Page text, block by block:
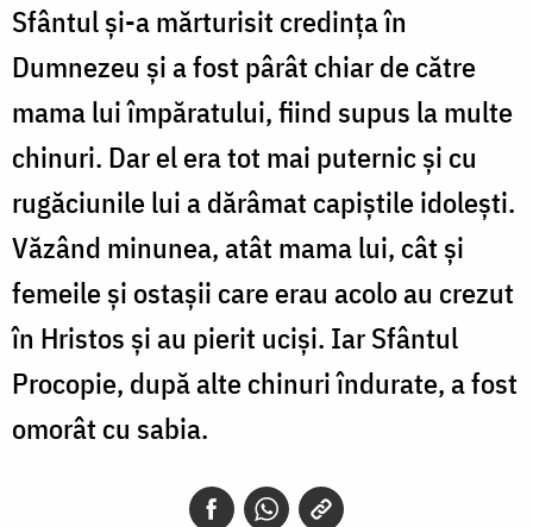
Sfântul și-a mărturisit credința în
Dumnezeu și a fost pârât chiar de către
mama lui împăratului, fiind supus la multe
chinuri. Dar el era tot mai puternic și cu
rugăciunile lui a dărâmat capiștile idolești.
Văzând minunea, atât mama lui, cât și
femeile și ostașii care erau acolo au crezut
în Hristos și au pierit uciși. Iar Sfântul
Procopie, după alte chinuri îndurate, a fost
omorât cu sabia.